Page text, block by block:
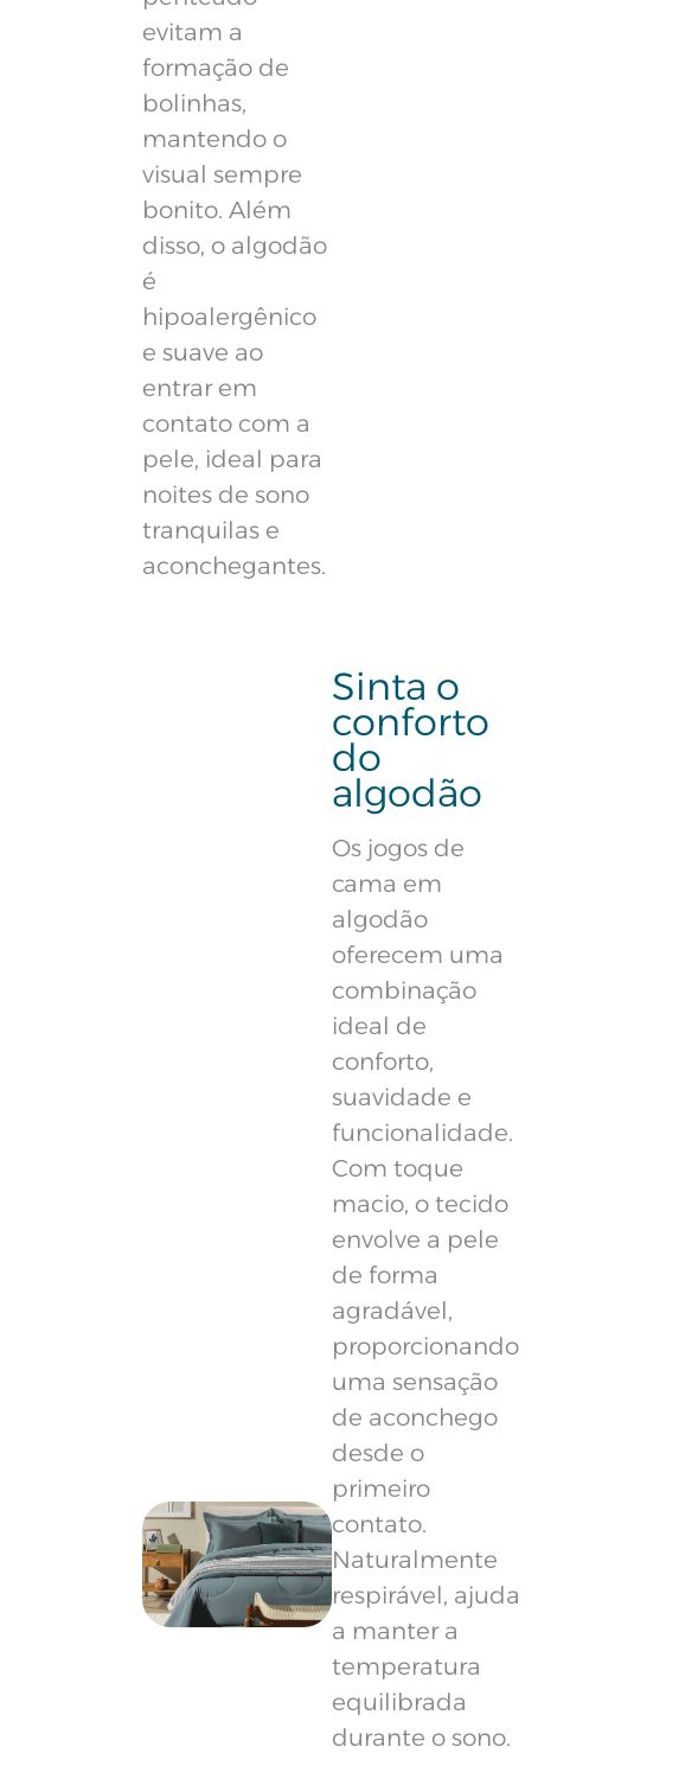
evitam a
formação de
bolinhas,
mantendo o
visual sempre
bonito. Além
disso, o algodão
é
hipoalergênico
e suave ao
entrar em
contato com a
pele, ideal para
noites de sono
tranquilas e
aconchegantes.
Sinta o
conforto
do
algodão
Os jogos de
cama em
algodão
oferecem uma
combinação
ideal de
conforto,
suavidade e
funcionalidade.
Com toque
macio, o tecido
envolve a pele
de forma
agradável,
proporcionando
uma sensação
de aconchego
desde o
primeiro
contato.
Naturalmente
respirável, ajuda
a manter a
temperatura
equilibrada
durante o sono.